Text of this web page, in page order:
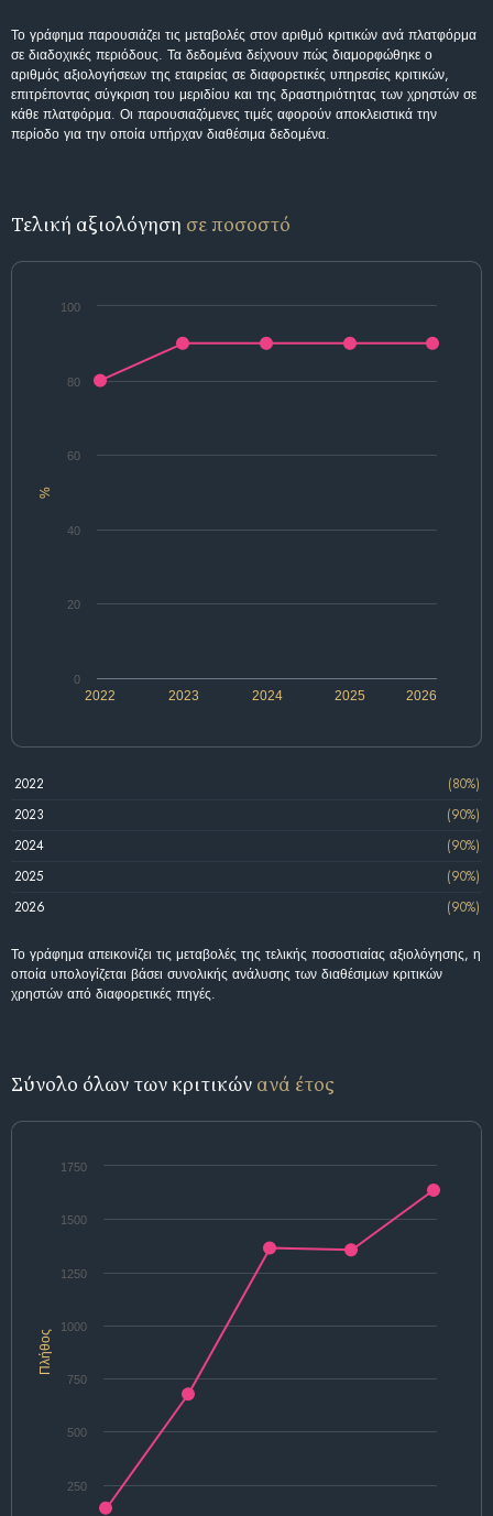
Το γράφημα παρουσιάζει τις μεταβολές στον αριθμό κριτικών ανά πλατφόρμα
σε διαδοχικές περιόδους. Τα δεδομένα δείχνουν πώς διαμορφώθηκε ο
αριθμός αξιολογήσεων της εταιρείας σε διαφορετικές υπηρεσίες κριτικών,
επιτρέποντας σύγκριση του μεριδίου και της δραστηριότητας των χρηστών σε
κάθε πλατφόρμα. Οι παρουσιαζόμενες τιμές αφορούν αποκλειστικά την
περίοδο για την οποία υπήρχαν διαθέσιμα δεδομένα.
Τελική αξιολόγηση σε ποσοστό
%
2022 2024 2026
2023 2025
0
20
40
60
80
100
2022
(80%)
2023
(90%)
2024
(90%)
2025
(90%)
2026
(90%)
Το γράφημα απεικονίζει τις μεταβολές της τελικής ποσοστιαίας αξιολόγησης, η
οποία υπολογίζεται βάσει συνολικής ανάλυσης των διαθέσιμων κριτικών
χρηστών από διαφορετικές πηγές.
Σύνολο όλων των κριτικών ανά έτος
Πλήθος
250
500
750
1000
1250
1500
1750